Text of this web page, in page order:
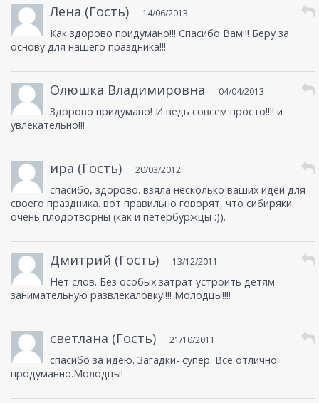
Лена (Гость) 14/06/2013
Как здорово придумано!!! Спасибо Вам!!! Беру за
основу для нашего праздника!!!
Олюшка Владимировна 04/04/2013
Здорово придумано! И ведь совсем просто!!!! и
увлекательно!!!
ира (Гость) 20/03/2012
спасибо, здорово. взяла несколько ваших идей для
своего праздника. вот правильно говорят, что сибиряки
очень плодотворны (как и петербуржцы :)).
Дмитрий (Гость) 13/12/2011
Нет слов. Без особых затрат устроить детям
занимательную развлекаловку!!!! Молодцы!!!!
светлана (Гость) 21/10/2011
спасибо за идею. Загадки- супер. Все отлично
продуманно.Молодцы!